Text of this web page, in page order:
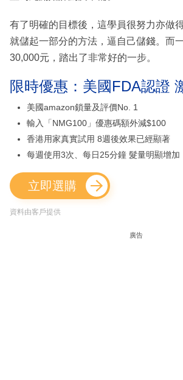
有了明確的目標後，這學員很努力亦做
就儲起一部分的方法，逼自己儲錢。而
30,000元，踏出了非常好的一步。
限時優惠：美國FDA認證
美國amazon鎖量及評價No. 1
輸入「NMG100」優惠碼額外減$100
香港用家真實試用 8週後效果已經顯著
每週使用3次、每日25分鐘 髮量明顯增加
立即選購
資料由客戶提供
廣告